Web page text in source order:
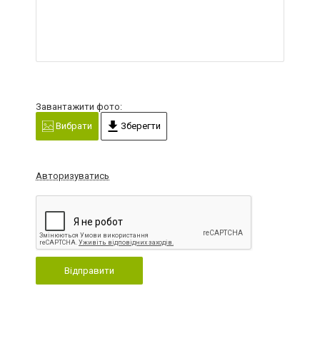
Завантажити фото:
Вибрати
Зберегти
Авторизуватись
Відправити